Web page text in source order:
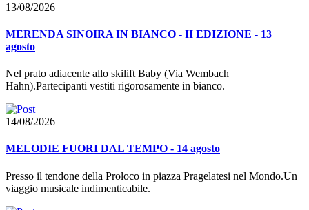
13/08/2026
MERENDA SINOIRA IN BIANCO - II EDIZIONE - 13
agosto
Nel prato adiacente allo skilift Baby (Via Wembach
Hahn).Partecipanti vestiti rigorosamente in bianco.
14/08/2026
MELODIE FUORI DAL TEMPO - 14 agosto
Presso il tendone della Proloco in piazza Pragelatesi nel Mondo.Un
viaggio musicale indimenticabile.